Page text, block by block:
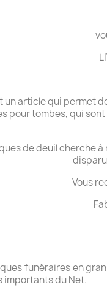
un article qui permet
pour tombes, qui
de deuil cherche
Vous
funéraires en
importants du Net.